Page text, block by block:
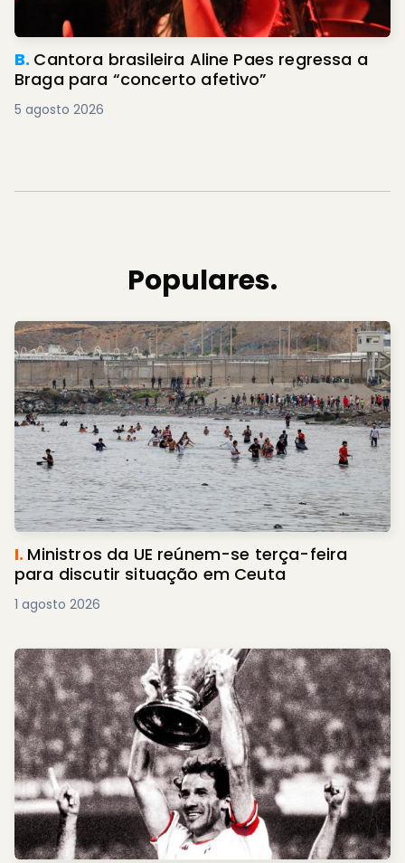
B. Cantora brasileira Aline Paes regressa a
Braga para “concerto afetivo”
5 agosto 2026
Populares.
I. Ministros da UE reúnem-se terça-feira
para discutir situação em Ceuta
1 agosto 2026